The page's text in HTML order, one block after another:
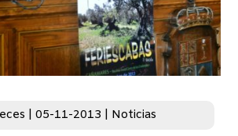
|05-11-2013 Noticias